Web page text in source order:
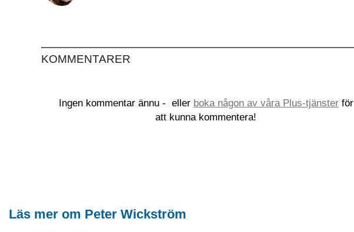
KOMMENTARER
Ingen kommentar ännu - eller boka någon av våra Plus-tjänsterför
att kunna kommentera!
Läs mer om Peter Wickström